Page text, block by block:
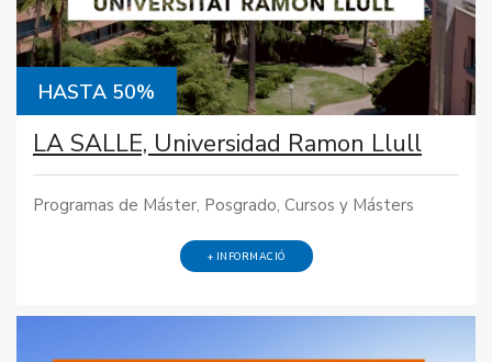
HASTA 50%
LA SALLE, Universidad Ramon Llull
Programas de Máster, Posgrado, Cursos y Másters
+ INFORMACIÓ